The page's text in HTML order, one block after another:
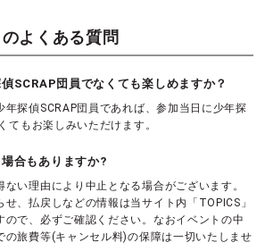
よくある質問
SCRAP団員でなくても楽しめますか？
年探偵SCRAP団員であれば、参加当日に少年探
てもお楽しみいただけます。
合もありますか?
ない理由により中止となる場合がございます。
せ、払戻しなどの情報は当サイト内「TOPICS」
ので、必ずご確認ください。なおイベントの中
の旅費等(キャンセル料)の保障は一切いたしませ